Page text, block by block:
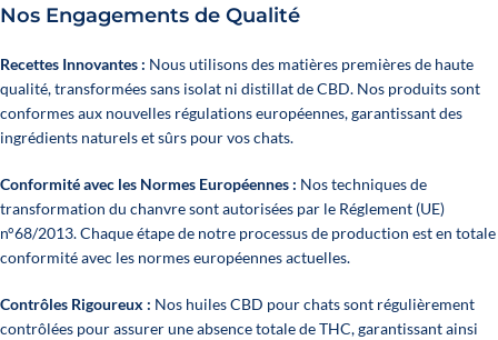
Nos Engagements de Qualité
Recettes Innovantes : Nous utilisons des matières premières de haute
qualité, transformées sans isolat ni distillat de CBD. Nos produits sont
conformes aux nouvelles régulations européennes, garantissant des
ingrédients naturels et sûrs pour vos chats.
Conformité avec les Normes Européennes : Nos techniques de
transformation du chanvre sont autorisées par le Réglement (UE)
n°68/2013. Chaque étape de notre processus de production est en totale
conformité avec les normes européennes actuelles.
Contrôles Rigoureux : Nos huiles CBD pour chats sont régulièrement
contrôlées pour assurer une absence totale de THC, garantissant ainsi